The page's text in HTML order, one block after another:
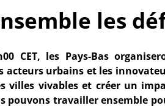
les
CET, les Pays-Bas
acteurs urbains et les
villes vivables et créer un
pouvons travailler ensemble